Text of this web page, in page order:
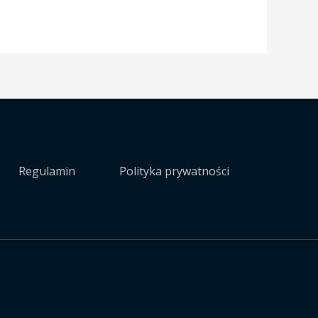
Regulamin Polityka prywatności